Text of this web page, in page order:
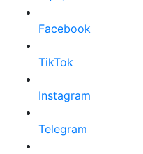
Facebook
TikTok
Instagram
Telegram